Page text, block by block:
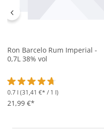
Ron Barcelo Rum Imperial -
0,7L 38% vol
Durchschnittliche
0.7 l (31,41 €* / 1 l)
21,99 €*